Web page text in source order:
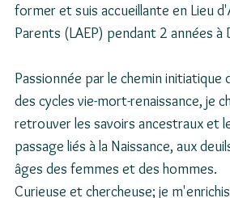
former et suis accueillante en Lieu
Parents (LAEP) pendant 2 années à
Passionnée par le chemin initiatique
des cycles vie-mort-renaissance, je
retrouver les savoirs ancestraux et
passage liés à la Naissance, aux
âges des femmes et des hommes.
Curieuse et chercheuse; je